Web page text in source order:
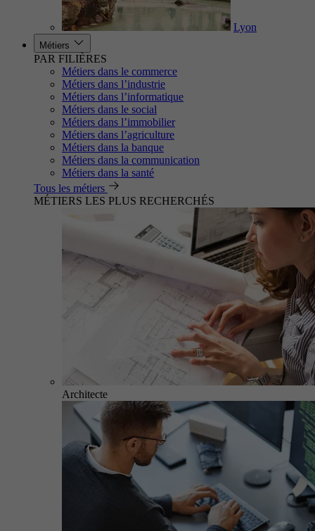
Lyon
Métiers
PAR FILIÈRES
Métiers dans le commerce
Métiers dans l’industrie
Métiers dans l’informatique
Métiers dans le social
Métiers dans l’immobilier
Métiers dans l’agriculture
Métiers dans la banque
Métiers dans la communication
Métiers dans la santé
Tous les métiers
MÉTIERS LES PLUS RECHERCHÉS
Architecte